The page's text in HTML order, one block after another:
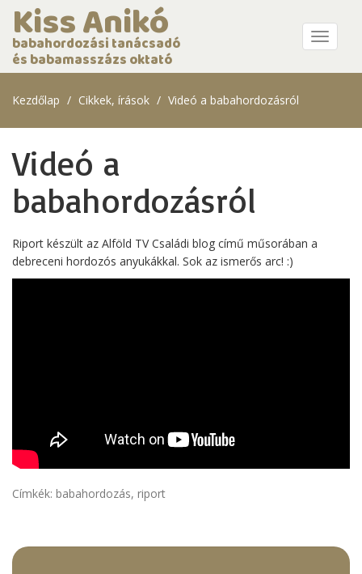
Menü
Kiss Anikó
babahordozási tanácsadó
és babamasszázs oktató
Kezdőlap Cikkek, írások Videó a babahordozásról
Videó a
babahordozásról
Riport készült az Alföld TV Családi blog című műsorában a
debreceni hordozós anyukákkal. Sok az ismerős arc! :)
Címkék: babahordozás, riport